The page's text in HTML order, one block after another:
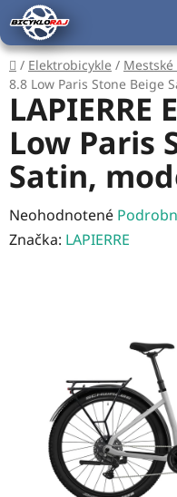
Prejsť
na
obsah
Domov
/ Elektrobicykle /
8.8 Low Paris Stone Beige
LAPIERRE
Low Paris
Satin,
Priemerné
hodnotenie
hviezdičiek.
Neohodnotené
Značka: LAPIERRE